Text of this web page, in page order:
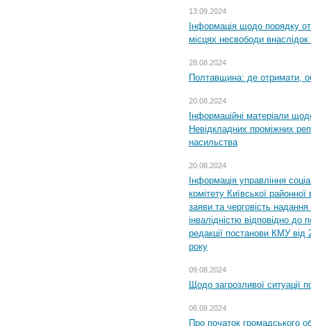
13.09.2024
Інформація щодо порядку
місцях несвободи внаслідок
28.08.2024
Полтавщина: де отримати,
20.08.2024
Інформаційні матеріали
Невідкладних проміжних
насильства
20.08.2024
Інформація управління
комітету Київської
заяви та черговість надання
інвалідністю відповідно
редакції постанови КМУ
року
09.08.2024
Щодо загрозливої ситуації
06.08.2024
Про початок громадського